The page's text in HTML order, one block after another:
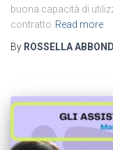
buona capacità di
contratto Read more
By ROSSELLA